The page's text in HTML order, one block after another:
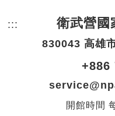
::: 頁尾網站資訊。
衛武營國
830043 高雄
+886
開館時間